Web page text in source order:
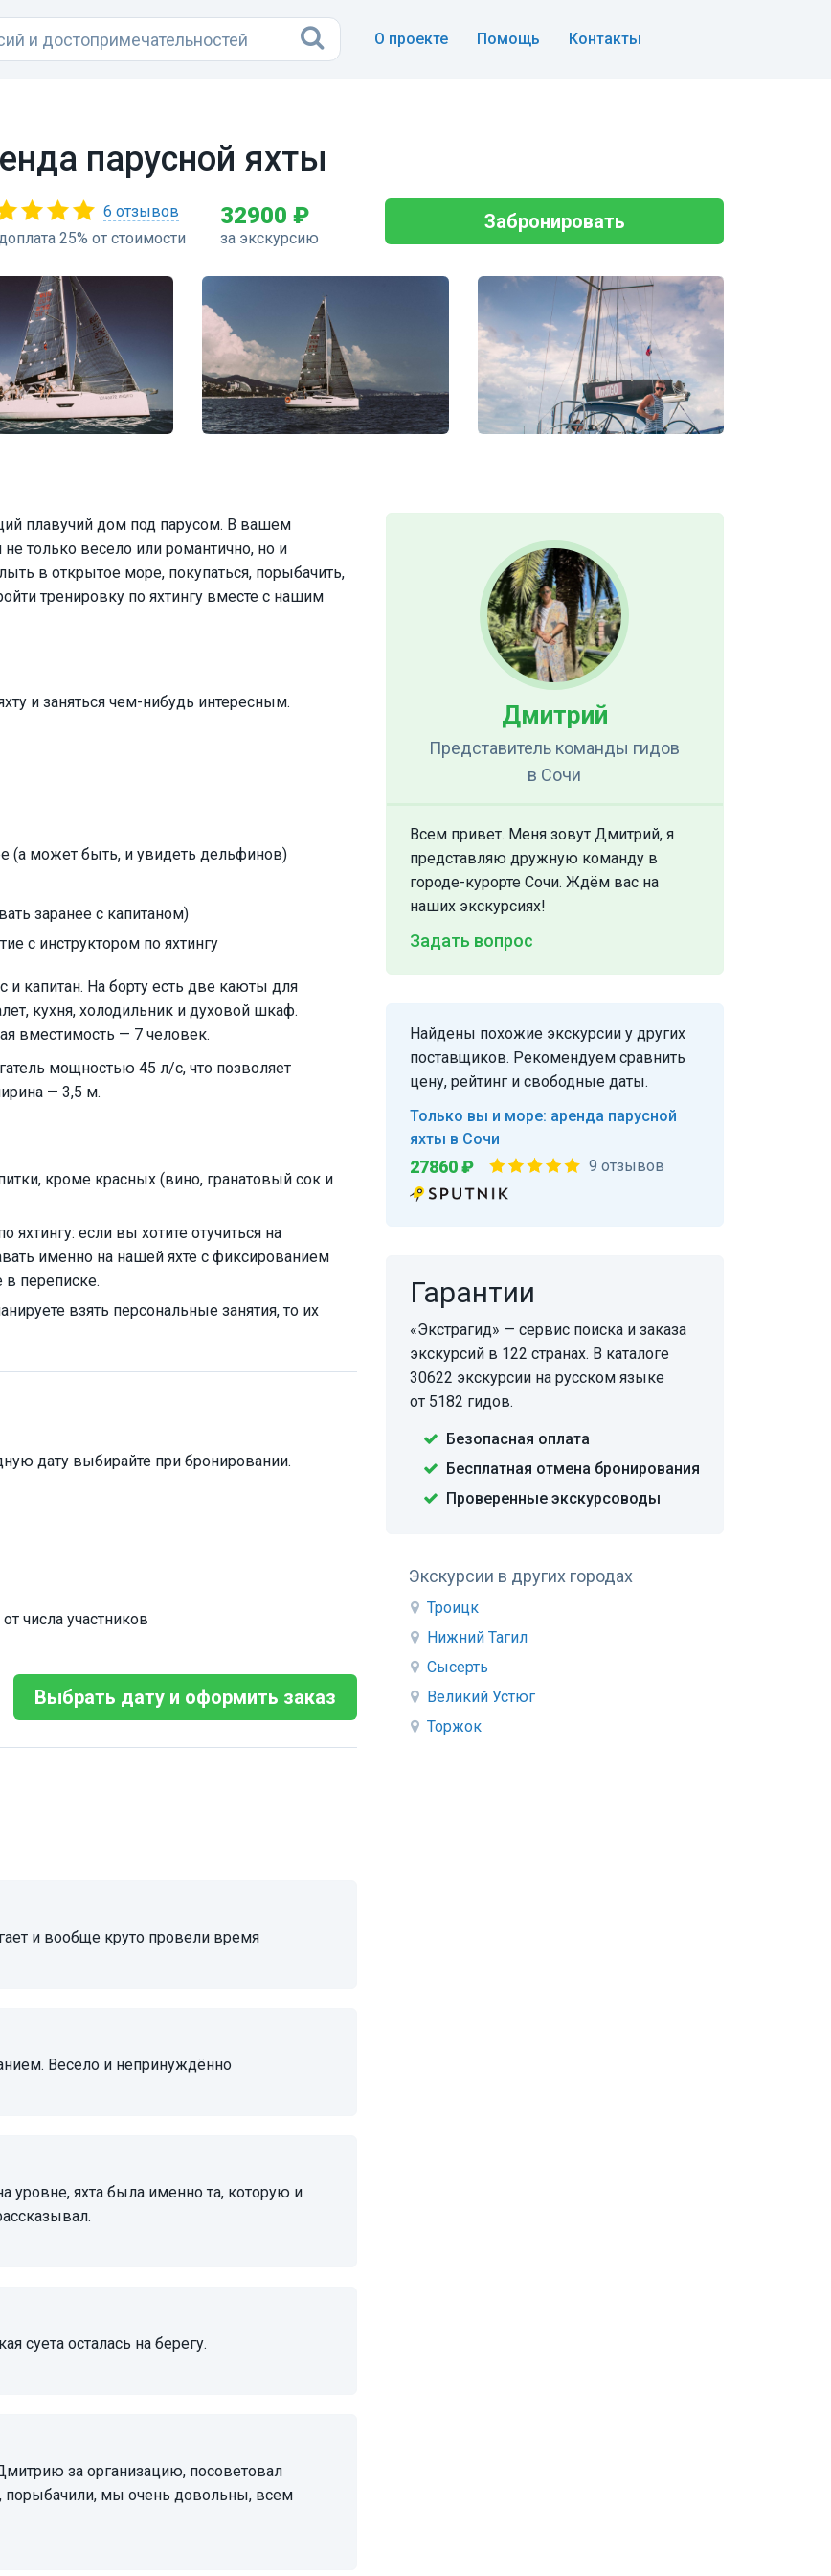
О проекте Помощь Контакты
парусной яхты
6 отзывов
25% от стоимости
32900 ₽
за экскурсию
Забронировать
плавучий дом под парусом. В вашем
только весело или романтично, но и
в открытое море, покупаться, порыбачить,
тренировку по яхтингу вместе с нашим
и заняться чем-нибудь интересным.
(а может быть, и увидеть дельфинов)
заранее с капитаном)
с инструктором по яхтингу
капитан. На борту есть две каюты для
кухня, холодильник и духовой шкаф.
вместимость — 7 человек.
мощностью 45 л/с, что позволяет
— 3,5 м.
кроме красных (вино, гранатовый сок и
яхтингу: если вы хотите отучиться на
именно на нашей яхте с фиксированием
в переписке.
взять персональные занятия, то их
дату выбирайте при бронировании.
числа участников
Выбрать дату и оформить заказ
и вообще круто провели время
Весело и непринуждённо
суета осталась на берегу.
порыбачили, мы очень довольны, всем
Дмитрий
Представитель команды гидов
в Сочи
Всем привет. Меня зовут Дмитрий, я
представляю дружную команду в
городе-курорте Сочи. Ждём вас на
наших экскурсиях!
Задать вопрос
Найдены похожие экскурсии у других
поставщиков. Рекомендуем сравнить
цену, рейтинг и свободные даты.
Только вы и море: аренда парусной
яхты в Сочи
27860 ₽ 9 отзывов
Гарантии
«Экстрагид» — сервис поиска и заказа
экскурсий в 122 странах. В каталоге
30622 экскурсии на русском языке
от 5182 гидов.
Безопасная оплата
Бесплатная отмена бронирования
Проверенные экскурсоводы
Экскурсии в других городах
Троицк
Нижний Тагил
Сысерть
Великий Устюг
Торжок